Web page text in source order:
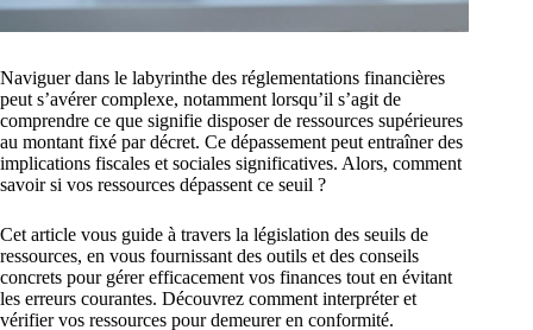
Naviguer dans le labyrinthe des réglementations financières
peut s’avérer complexe, notamment lorsqu’il s’agit de
comprendre ce que signifie disposer de ressources supérieures
au montant fixé par décret. Ce dépassement peut entraîner des
implications fiscales et sociales significatives. Alors, comment
savoir si vos ressources dépassent ce seuil ?
Cet article vous guide à travers la législation des seuils de
ressources, en vous fournissant des outils et des conseils
concrets pour gérer efficacement vos finances tout en évitant
les erreurs courantes. Découvrez comment interpréter et
vérifier vos ressources pour demeurer en conformité.